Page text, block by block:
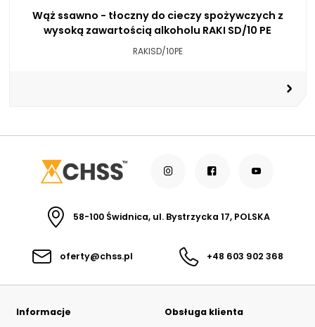
Wąż ssawno - tłoczny do cieczy spożywczych z
wysoką zawartością alkoholu RAKI SD/10 PE
RAKISD/10PE
58-100 Świdnica, ul. Bystrzycka 17, POLSKA
oferty@chss.pl +48 603 902 368
Informacje
Obsługa klienta